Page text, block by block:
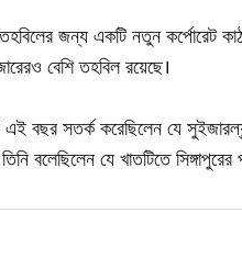
জন্য একটি নতুন কর্পোরেট
বেশি তহবিল রয়েছে।
এই বছর সতর্ক করেছিলেন যে
বলেছিলেন যে খাতটিতে